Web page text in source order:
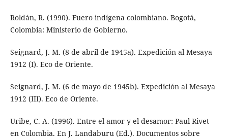
Roldán, R. (1990). Fuero indígena colombiano. Bogotá,
Colombia: Ministerio de Gobierno.
Seignard, J. M. (8 de abril de 1945a). Expedición al Mesaya
1912 (I). Eco de Oriente.
Seignard, J. M. (6 de mayo de 1945b). Expedición al Mesaya
1912 (III). Eco de Oriente.
Uribe, C. A. (1996). Entre el amor y el desamor: Paul Rivet
en Colombia. En J. Landaburu (Ed.). Documentos sobre